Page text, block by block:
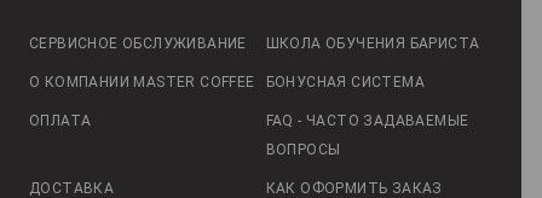
СЕРВИСНОЕ ОБСЛУЖИВАНИЕ ШКОЛА ОБУЧЕНИЯ БАРИСТА
О КОМПАНИИ MASTER COFFEE БОНУСНАЯ СИСТЕМА
ОПЛАТА
FAQ - ЧАСТО ЗАДАВАЕМЫЕ
ВОПРОСЫ
ДОСТАВКА КАК ОФОРМИТЬ ЗАКАЗ